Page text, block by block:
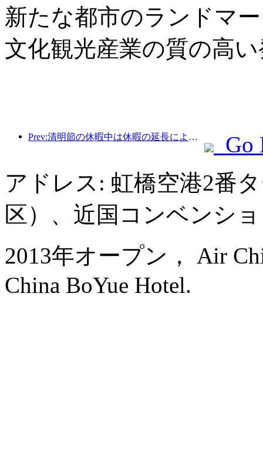
新たな都市のランドマ
文化観光産業の質の高
Prev:清明節の休暇中は休暇の延長により旅行が急増し、多くの都市で外出や花見のために訪問者数が増加した。
Go
アドレス: 虹橋空港2番
区）、近国コンベンシ
2013年オープン， Air
China BoYue Hotel.